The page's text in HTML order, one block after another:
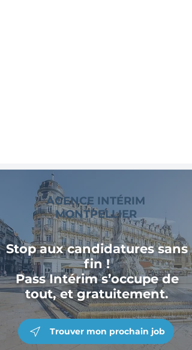
AGENCE INTÉRIM
MONTPELLIER
Stop aux candidatures sans
fin !
Pass Intérim s’occupe de
tout, et gratuitement.
Trouver mon prochain job